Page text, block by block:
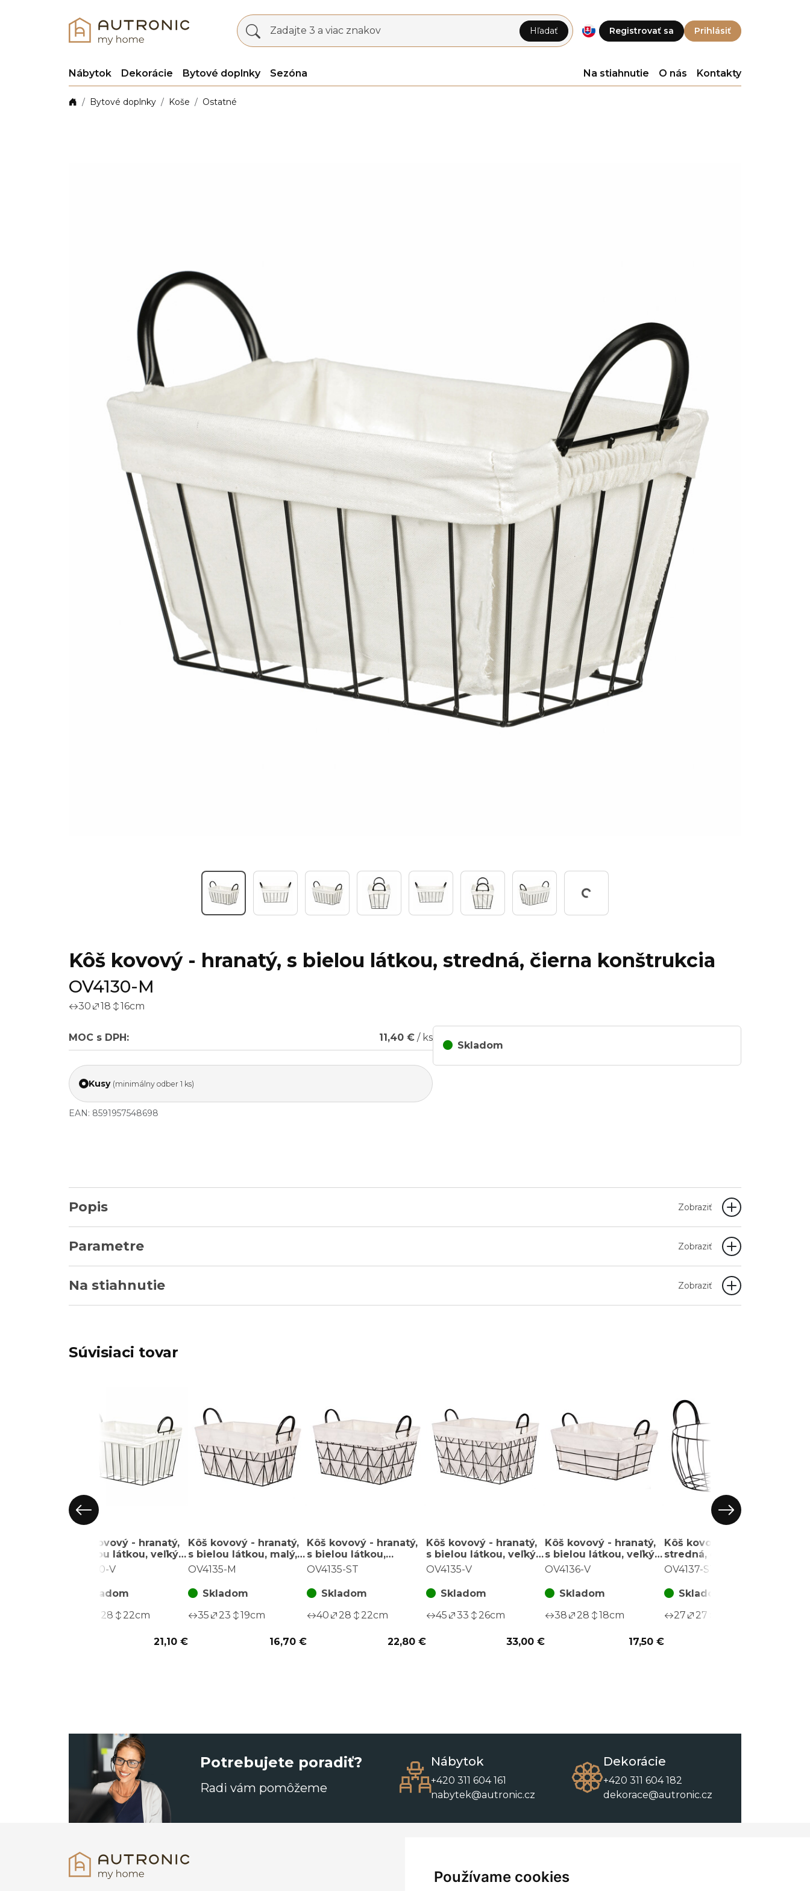
Používame cookies
Registrovať sa Prihlásiť
Zadajte 3 a viac znakov Hľadať
Nábytok Dekorácie Bytové doplnky Sezóna Na stiahnutie O nás Kontakty
Bytové doplnky Koše Ostatné
Working...
Kôš kovový - hranatý, s bielou látkou, stredná, čierna konštrukcia
OV4130-M
30 18 16cm
MOC s DPH: 11,40 € / ks
Kusy (minimálny odber 1 ks)
EAN: 8591957548698
Skladom
Popis Zobraziť
Parametre Zobraziť
Na stiahnutie Zobraziť
Súvisiaci tovar
Kôš kovový - hranatý,
s bielou látkou, veľký,
čierna konštrukcia
OV4130-V
Skladom
28 22cm
21,10 €
Kôš kovový - hranatý,
s bielou látkou, malý,
čierna konštrukcia
OV4135-M
Skladom
35
23 19cm
16,70 €
Kôš kovový - hranatý,
s bielou látkou,
stredná, čierna
OV4135-ST
Skladom
40
28 22cm
22,80 €
Kôš kovový - hranatý,
s bielou látkou, veľký,
čierna konštrukcia
OV4135-V
Skladom
45
33 26cm
33,00 €
Kôš kovový - hranatý,
s bielou látkou, veľký,
čierna konštrukcia
OV4136-V
Skladom
38
28 18cm
17,50 €
Kôš kovový - okrúhly,
stredná, čierna
konštrukcia
OV4137-ST
Skladom
27
27
Potrebujete poradiť?
Radi vám pomôžeme
Nábytok
+420 311 604 161
nabytek@autronic.cz
Dekorácie
+420 311 604 182
dekorace@autronic.cz
Kontakty